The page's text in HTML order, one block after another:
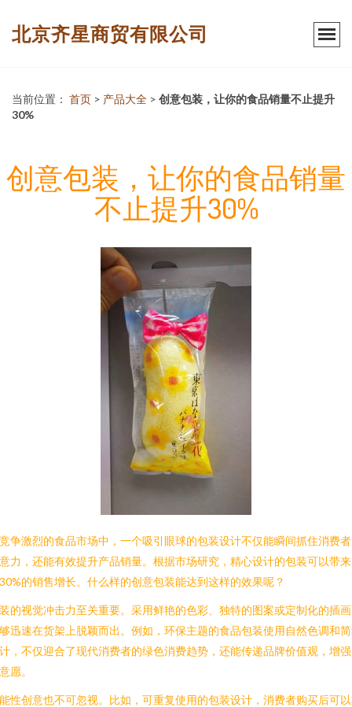
北京齐星商贸有限公司
当前位置： 首页 > 产品大全 > 创意包装，让你的食品销量不止提升
30%
创意包装，让你的食品销量
不止提升30%
争激烈的食品市场中，一个吸引眼球的包装设计不仅能瞬间抓住消费
力，还能有效提升产品销量。根据市场研究，精心设计的包装可以带
的销售增长。什么样的创意包装能达到这样的效果呢？
的视觉冲击力至关重要。采用鲜艳的色彩、独特的图案或定制化的插
迅速在货架上脱颖而出。例如，环保主题的食品包装使用自然色调和
，不仅迎合了现代消费者的绿色消费趋势，还能传递品牌价值观，增
愿。
性创意也不可忽视。比如，可重复使用的包装设计，消费者购买后可